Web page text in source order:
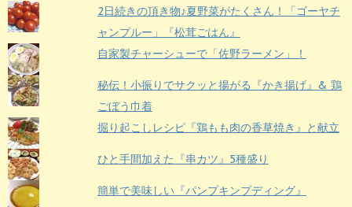
2日続きの頂き物♪夏野菜がたくさん！「ゴーヤチ
ャンプルー」『松茸ごはん』
自家製チャーシューで「佐野ラーメン」！
秘伝！小振りでサクッと揚がる『かき揚げ』& 鶏
ごぼう巾着
掘り起こしレシピ『鶏もも肉の香草焼き』と献立
ひと手間加えた『串カツ』5種盛り
簡単で美味しい『パンプキンプディング』